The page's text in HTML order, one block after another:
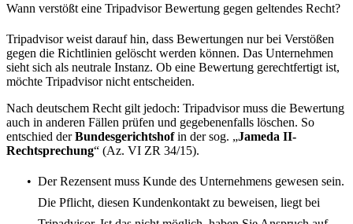
Wann verstößt eine Tripadvisor Bewertung gegen geltendes Recht?
Tripadvisor weist darauf hin, dass Bewertungen nur bei Verstößen
gegen die Richtlinien gelöscht werden können. Das Unternehmen
sieht sich als neutrale Instanz. Ob eine Bewertung gerechtfertigt ist,
möchte Tripadvisor nicht entscheiden.
Nach deutschem Recht gilt jedoch: Tripadvisor muss die Bewertung
auch in anderen Fällen prüfen und gegebenenfalls löschen. So
entschied derBundesgerichtshofin der sog. „Jameda II-
Rechtsprechung“ (Az. VI ZR 34/15).
Der Rezensent muss Kunde des Unternehmens gewesen sein.
Die Pflicht, diesen Kundenkontakt zu beweisen, liegt bei